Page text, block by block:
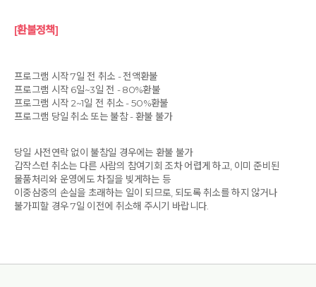
[환불정책]
프로그램 시작 7일 전 취소 - 전액환불
프로그램 시작 6일~3일 전 - 80%환불
프로그램 시작 2~1일 전 취소 - 50%환불
프로그램 당일 취소 또는 불참 - 환불 불가
당일 사전연락 없이 불참일 경우에는 환불 불가
갑작스런 취소는 다른 사람의 참여기회 조차 어렵게 하고, 이미 준비된
물품처리와 운영에도 차질을 빚게하는 등
이중삼중의 손실을 초래하는 일이 되므로, 되도록 취소를 하지 않거나
불가피할 경우 7일 이전에 취소해 주시기 바랍니다.